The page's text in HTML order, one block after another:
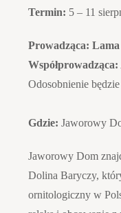
Termin: 5 – 11
Prowadząca:
Współprowadząca:
Odosobnienie
Gdzie: Jaworowy
Jaworowy Dom
Dolina Baryczy,
ornitologiczny w